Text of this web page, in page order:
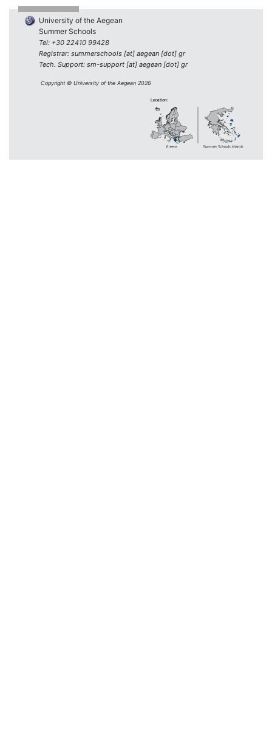
University of the Aegean
Summer Schools
Tel: +30 22410 99428
Registrar: summerschools [at] aegean [dot] gr
Tech. Support: sm-support [at] aegean [dot] gr
Copyright © University of the Aegean 2026